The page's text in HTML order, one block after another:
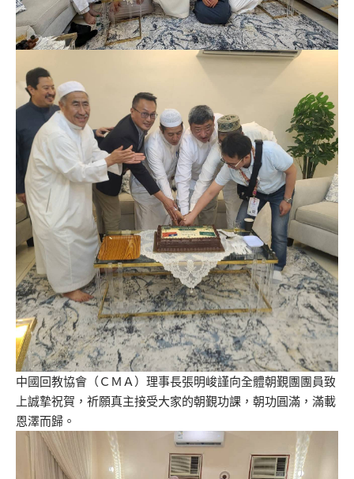
中國回教協會（ＣＭＡ）理事長張明峻謹向全體朝覲團團員致
上誠摯祝賀，祈願真主接受大家的朝覲功課， 朝功圓滿，滿載
恩澤而歸。